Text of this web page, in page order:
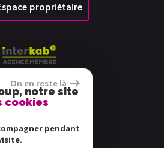
propriétaire
38 avis
On en reste là
notre site
cookies
pendant